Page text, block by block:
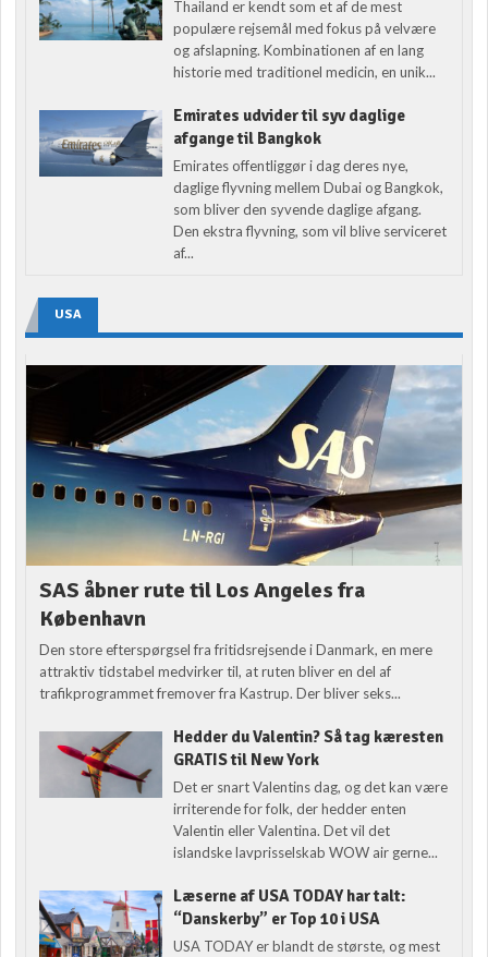
Thailand er kendt som et af de mest
populære rejsemål med fokus på velvære
og afslapning. Kombinationen af en lang
historie med traditionel medicin, en unik...
Emirates udvider til syv daglige
afgange til Bangkok
Emirates offentliggør i dag deres nye,
daglige flyvning mellem Dubai og Bangkok,
som bliver den syvende daglige afgang.
Den ekstra flyvning, som vil blive serviceret
af...
USA
SAS åbner rute til Los Angeles fra
København
Den store efterspørgsel fra fritidsrejsende i Danmark, en mere
attraktiv tidstabel medvirker til, at ruten bliver en del af
trafikprogrammet fremover fra Kastrup. Der bliver seks...
Hedder du Valentin? Så tag kæresten
GRATIS til New York
Det er snart Valentins dag, og det kan være
irriterende for folk, der hedder enten
Valentin eller Valentina. Det vil det
islandske lavprisselskab WOW air gerne...
Læserne af USA TODAY har talt:
“Danskerby” er Top 10 i USA
USA TODAY er blandt de største, og mest